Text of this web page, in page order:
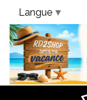
Langue ▼